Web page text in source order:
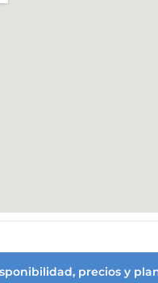
precios y
2023